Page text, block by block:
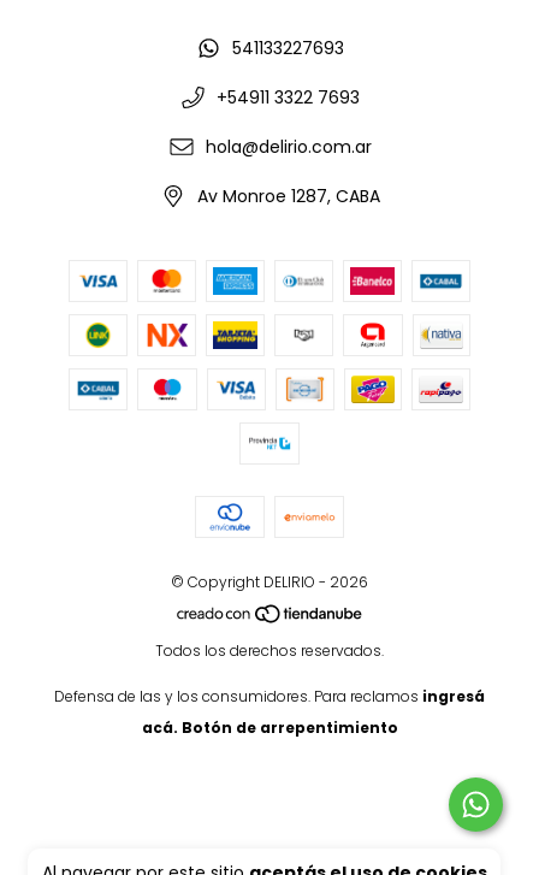
541133227693
+54911 3322 7693
hola@delirio.com.ar
Av Monroe 1287, CABA
© Copyright DELIRIO - 2026
Todos los derechos reservados.
Defensa de las y los consumidores. Para reclamos ingresá
acá. Botón de arrepentimiento